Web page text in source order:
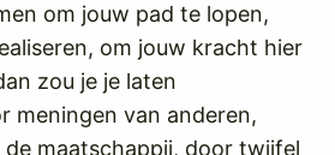
om jouw pad te lopen,
om jouw kracht hier
zou je je laten
meningen van anderen,
maatschappij, door twijfel